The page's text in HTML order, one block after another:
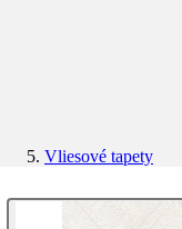
Vliesové tapety